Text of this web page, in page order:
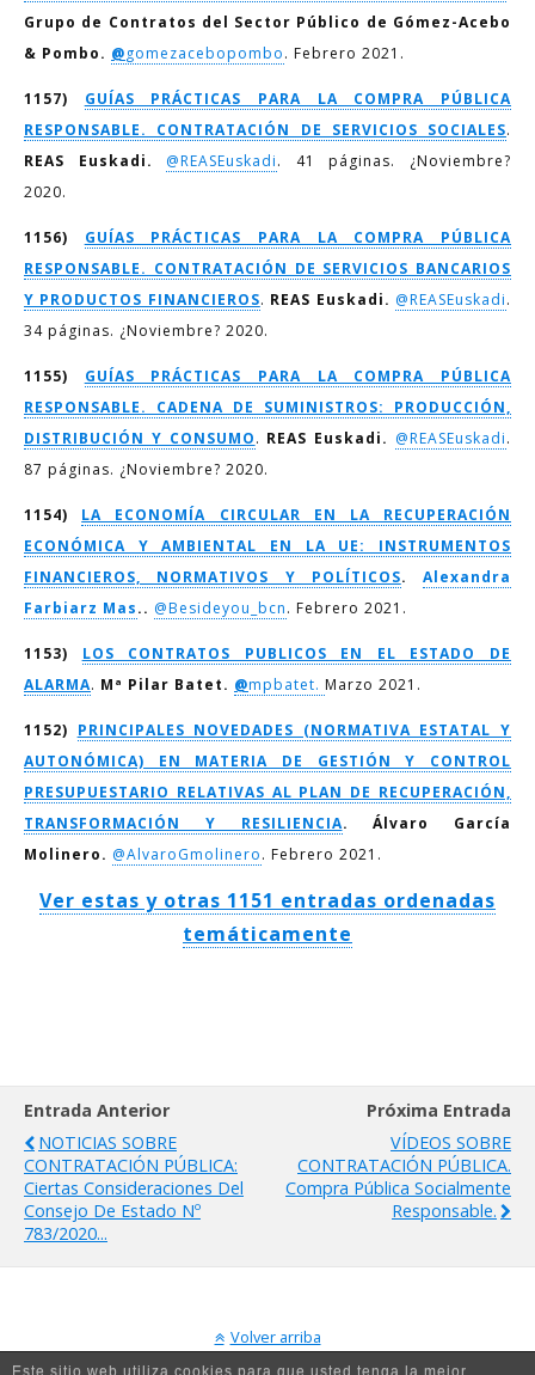
Grupo de Contratos del Sector Público de Gómez-Acebo
& Pombo. @gomezacebopombo. Febrero 2021.
1157) GUÍAS PRÁCTICAS PARA LA COMPRA PÚBLICA
RESPONSABLE. CONTRATACIÓN DE SERVICIOS SOCIALES.
REAS Euskadi. @REASEuskadi. 41 páginas. ¿Noviembre?
2020.
1156) GUÍAS PRÁCTICAS PARA LA COMPRA PÚBLICA
RESPONSABLE. CONTRATACIÓN DE SERVICIOS BANCARIOS
Y PRODUCTOS FINANCIEROS. REAS Euskadi. @REASEuskadi.
34 páginas. ¿Noviembre? 2020.
1155) GUÍAS PRÁCTICAS PARA LA COMPRA PÚBLICA
RESPONSABLE. CADENA DE SUMINISTROS: PRODUCCIÓN,
DISTRIBUCIÓN Y CONSUMO. REAS Euskadi. @REASEuskadi.
87 páginas. ¿Noviembre? 2020.
1154) LA ECONOMÍA CIRCULAR EN LA RECUPERACIÓN
ECONÓMICA Y AMBIENTAL EN LA UE: INSTRUMENTOS
FINANCIEROS, NORMATIVOS Y POLÍTICOS. Alexandra
Farbiarz Mas.. @Besideyou_bcn. Febrero 2021.
1153) LOS CONTRATOS PUBLICOS EN EL ESTADO DE
ALARMA. Mª Pilar Batet. @mpbatet. Marzo 2021.
1152) PRINCIPALES NOVEDADES (NORMATIVA ESTATAL Y
AUTONÓMICA) EN MATERIA DE GESTIÓN Y CONTROL
PRESUPUESTARIO RELATIVAS AL PLAN DE RECUPERACIÓN,
TRANSFORMACIÓN Y RESILIENCIA. Álvaro García
Molinero. @AlvaroGmolinero. Febrero 2021.
Ver estas y otras 1151 entradas ordenadas
temáticamente
Entrada Anterior
NOTICIAS SOBRE
CONTRATACIÓN PÚBLICA:
Ciertas Consideraciones Del
Consejo De Estado Nº
783/2020...
Próxima Entrada
VÍDEOS SOBRE
CONTRATACIÓN PÚBLICA.
Compra Pública Socialmente
Responsable.
Volver arriba
Este sitio web utiliza cookies para que usted tenga la mejor